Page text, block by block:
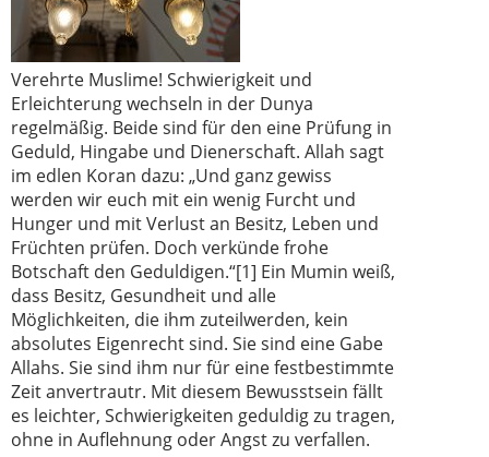
Verehrte Muslime! Schwierigkeit und
Erleichterung wechseln in der Dunya
regelmäßig. Beide sind für den eine Prüfung in
Geduld, Hingabe und Dienerschaft. Allah sagt
im edlen Koran dazu: „Und ganz gewiss
werden wir euch mit ein wenig Furcht und
Hunger und mit Verlust an Besitz, Leben und
Früchten prüfen. Doch verkünde frohe
Botschaft den Geduldigen.“[1] Ein Mumin weiß,
dass Besitz, Gesundheit und alle
Möglichkeiten, die ihm zuteilwerden, kein
absolutes Eigenrecht sind. Sie sind eine Gabe
Allahs. Sie sind ihm nur für eine festbestimmte
Zeit anvertrautr. Mit diesem Bewusstsein fällt
es leichter, Schwierigkeiten geduldig zu tragen,
ohne in Auflehnung oder Angst zu verfallen.